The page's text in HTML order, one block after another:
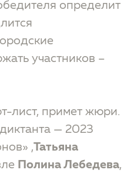
определит
участников –
лист, примет жюри.
— 2023
,Татьяна
Полина Лебедева,